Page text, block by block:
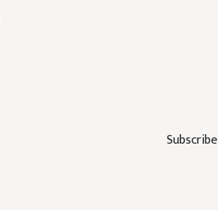
Subscribe